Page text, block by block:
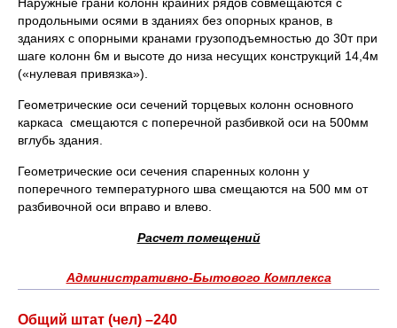
продольными осями в зданиях без опорных кранов, в
зданиях с опорными кранами грузоподъемностью до 30т при
шаге колонн 6м и высоте до низа несущих конструкций 14,4м
(«нулевая привязка»).
Геометрические оси сечений торцевых колонн основного
каркаса смещаются с поперечной разбивкой оси на 500мм
вглубь здания.
Геометрические оси сечения спаренных колонн у
поперечного температурного шва смещаются на 500 мм от
разбивочной оси вправо и влево.
Расчет помещений
Административно-Бытового Комплекса
Общий штат (чел) –240